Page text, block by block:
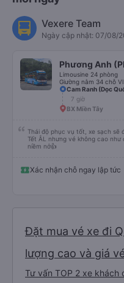
Vexere Team
Ngày cập nhật: 07/08/
Phương Anh
Limousine 24 phòng
Giường nằm 34 chỗ
Cam Ranh (Dọc
7 giờ
BX Miền Tây
Thái độ phục vụ tốt, xe sạch sẽ
Tết ÂL nhưng vé không cao
niềm nở👍
Xác nhận chỗ ngay lập tức
Đặt mua vé xe đi
lượng cao và giá
Tư vấn TOP 2 xe khách